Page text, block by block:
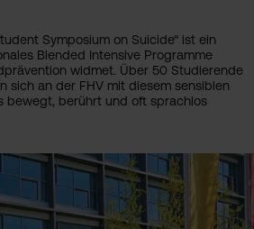
Symposium on Suicide“ ist ein
Blended Intensive Programme
widmet. Über 50 Studierende
sich an der FHV mit diesem sensiblen
bewegt, berührt und oft sprachlos